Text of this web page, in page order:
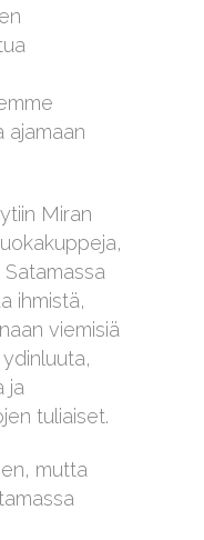
ajamaan
Miran
ihmistä,
viemisiä
ja
tuliaiset.
mutta